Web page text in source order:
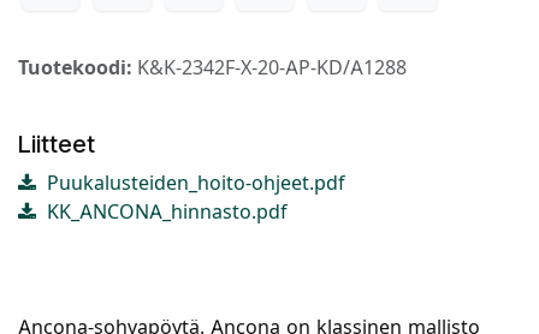
Tuotekoodi: K&K-2342F-X-20-AP-KD/A1288
Liitteet
Puukalusteiden_hoito-ohjeet.pdf
KK_ANCONA_hinnasto.pdf
Ancona-sohvapöytä. Ancona on klassinen mallisto